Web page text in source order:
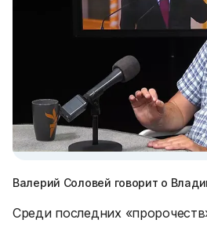
Валерий Соловей говорит о
Среди последних